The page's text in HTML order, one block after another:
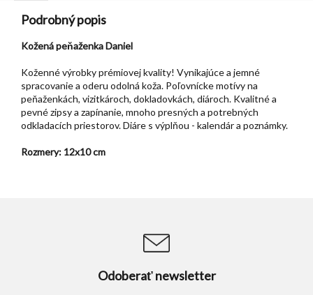
Podrobný popis
Kožená peňaženka Daniel
Koženné výrobky prémiovej kvality! Vynikajúce a jemné
spracovanie a oderu odolná koža. Poľovnícke motívy na
peňaženkách, vizitkároch, dokladovkách, diároch. Kvalitné a
pevné zipsy a zapínanie, mnoho presných a potrebných
odkladacích priestorov. Diáre s výplňou - kalendár a poznámky.
Rozmery: 12x10 cm
Odoberať newsletter